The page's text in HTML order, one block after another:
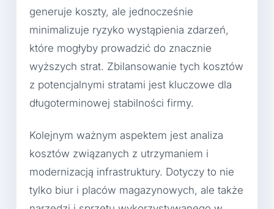
generuje koszty, ale jednocześnie
minimalizuje ryzyko wystąpienia zdarzeń,
które mogłyby prowadzić do znacznie
wyższych strat. Zbilansowanie tych kosztów
z potencjalnymi stratami jest kluczowe dla
długoterminowej stabilności firmy.
Kolejnym ważnym aspektem jest analiza
kosztów związanych z utrzymaniem i
modernizacją infrastruktury. Dotyczy to nie
tylko biur i placów magazynowych, ale także